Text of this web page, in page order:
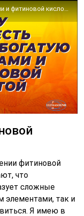
Почему надо есть пищу, богатую фитатами и фитиновой кислотой
фитиновой
что
сложные
элементами, так и
Я имею в